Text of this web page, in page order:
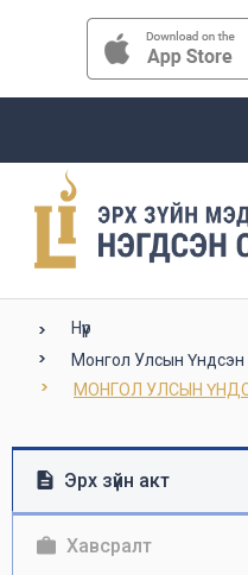
Нүүр
Монгол Улсын Үндсэн
МОНГОЛ УЛСЫН
Эрх зүйн акт
Хавсралт